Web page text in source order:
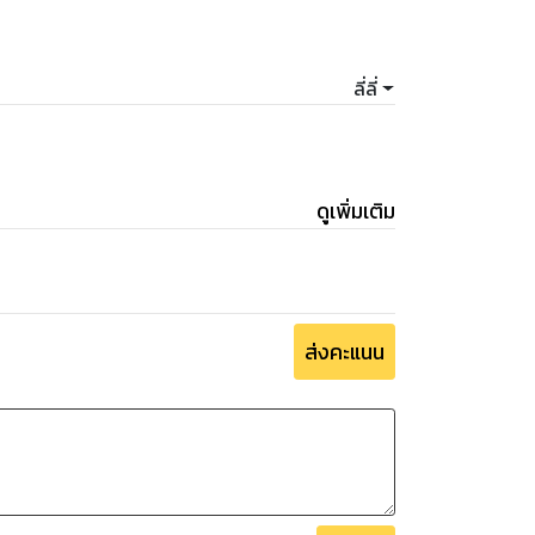
ล้าต่างชื่นชอบ ข้าก็คงไม่ยั้งมือไว้ไมตรีแล้ว ให้
ะไรข้า”
อยก็เพียงพอ แต่หากเจ้ายังไม่ยอมข้าก็คงต้อง
วามดุร้ายและการข่มขู่ นางมองเถียนหวาที่
ลี่ลี่
ดูเพิ่มเติม
ส่งคะแนน